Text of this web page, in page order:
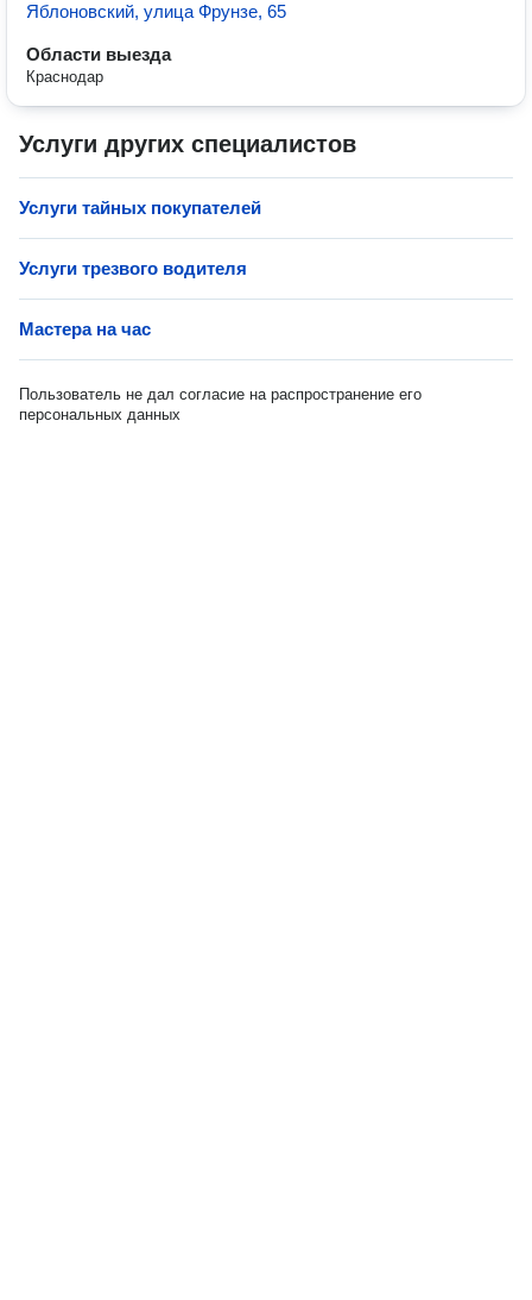
Яблоновский, улица Фрунзе, 65
Области выезда
Краснодар
Услуги других специалистов
Услуги тайных покупателей
Услуги трезвого водителя
Мастера на час
Пользователь не дал согласие на распространение его
персональных данных